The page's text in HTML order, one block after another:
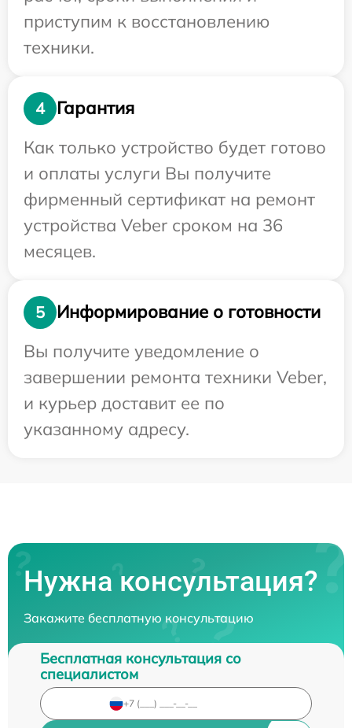
приступим к восстановлению
техники.
4
Гарантия
Как только устройство будет готово
и оплаты услуги Вы получите
фирменный сертификат на ремонт
устройства Veber сроком на 36
месяцев.
5
Информирование о готовности
Вы получите уведомление о
завершении ремонта техники Veber,
и курьер доставит ее по
указанному адресу.
Нужна консультация?
Закажите бесплатную консультацию
Бесплатная консультация со
специалистом